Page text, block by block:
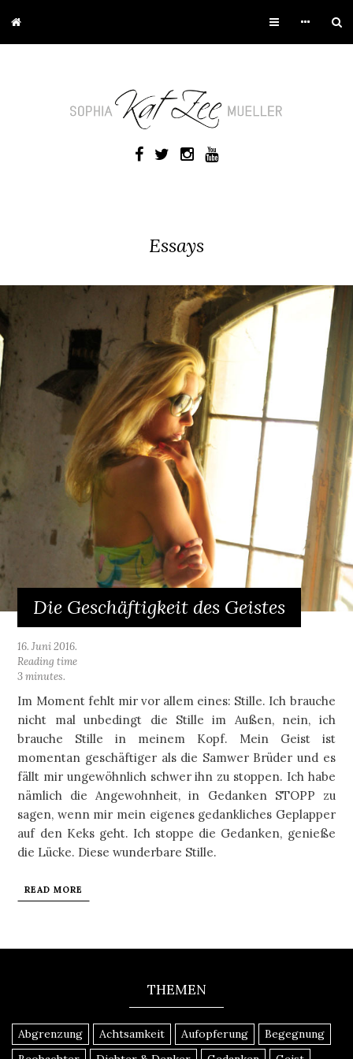
Essays
Die Geschäftigkeit des Geistes
16. Juni 2016.
Reading time
3 minutes.
Im Moment fehlt mir vor allem eines: Stille. Ich brauche
nicht mal unbedingt die Stille im Außen, nein, ich
brauche Stille in meinem Kopf. Mein Geist ist
momentan geschäftiger als die Samwer Brüder und es
fällt mir ungewöhnlich schwer ihn zu stoppen. Ich habe
nämlich die Angewohnheit, in Gedanken STOPP zu
sagen, wenn mir mein eigenes gedankliches Geplapper
auf den Keks geht. Ich stoppe die Gedanken, genieße
die Lücke. Diese wunderbare Stille.
READ MORE
THEMEN
Abgrenzung Achtsamkeit Aufopferung
Begegnung